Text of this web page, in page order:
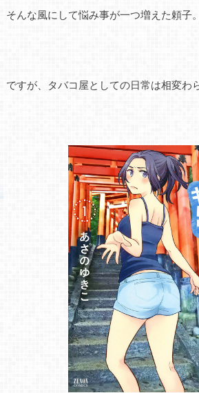
そんな風にして悩み事が一つ増えた頼子。
ですが、タバコ屋としての日常は相変わ